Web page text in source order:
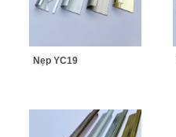
Nẹp YC19